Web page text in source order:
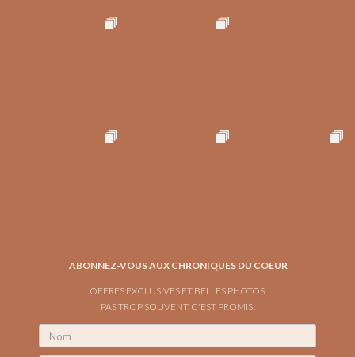
ABONNEZ-VOUS AUX CHRONIQUES DU COEUR
OFFRES EXCLUSIVES ET BELLES PHOTOS.
PAS TROP SOUVENT, C'EST PROMIS!